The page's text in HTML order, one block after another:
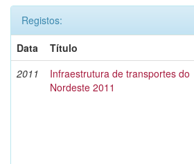
Registos:
Data
Título
2011
Infraestrutura de transportes do
Nordeste 2011